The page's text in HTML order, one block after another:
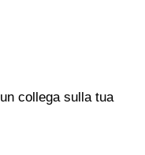
collega sulla tua